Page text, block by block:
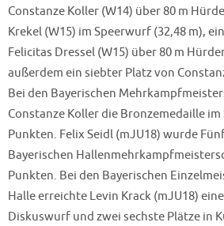
Constanze Koller (W14) über 80 m
Krekel (W15) im Speerwurf (32,48 m),
Felicitas Dressel (W15) über 80 m
außerdem ein siebter Platz von
Bei den Bayerischen
Constanze Koller die Bronzemedaille
Punkten. Felix Seidl (mJU18) wurde
Bayerischen
Punkten. Bei den Bayerischen
Halle erreichte Levin Krack (mJU18)
Diskuswurf und zwei sechste Plätze in